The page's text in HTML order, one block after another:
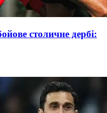
столичне дербі: